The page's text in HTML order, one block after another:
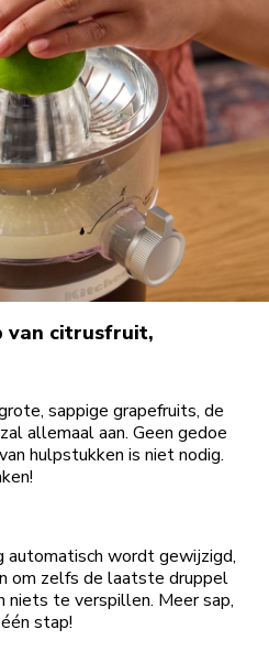
van citrusfruit,
sappige grapefruits, de
allemaal aan. Geen gedoe
hulpstukken is niet nodig.
automatisch wordt gewijzigd,
om zelfs de laatste druppel
niets te verspillen. Meer sap,
stap!